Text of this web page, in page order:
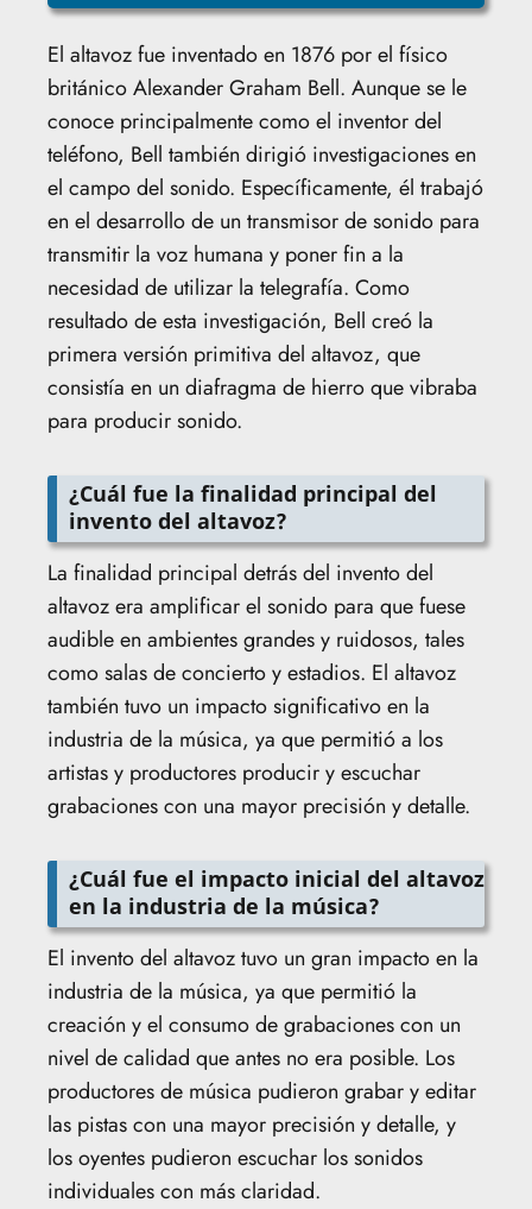
El altavoz fue inventado en 1876 por el físico
británico Alexander Graham Bell. Aunque se le
conoce principalmente como el inventor del
teléfono, Bell también dirigió investigaciones en
el campo del sonido. Específicamente, él trabajó
en el desarrollo de un transmisor de sonido para
transmitir la voz humana y poner fin a la
necesidad de utilizar la telegrafía. Como
resultado de esta investigación, Bell creó la
primera versión primitiva del altavoz, que
consistía en un diafragma de hierro que vibraba
para producir sonido.
¿Cuál fue la finalidad principal del
invento del altavoz?
La finalidad principal detrás del invento del
altavoz era amplificar el sonido para que fuese
audible en ambientes grandes y ruidosos, tales
como salas de concierto y estadios. El altavoz
también tuvo un impacto significativo en la
industria de la música, ya que permitió a los
artistas y productores producir y escuchar
grabaciones con una mayor precisión y detalle.
¿Cuál fue el impacto inicial del altavoz
en la industria de la música?
El invento del altavoz tuvo un gran impacto en la
industria de la música, ya que permitió la
creación y el consumo de grabaciones con un
nivel de calidad que antes no era posible. Los
productores de música pudieron grabar y editar
las pistas con una mayor precisión y detalle, y
los oyentes pudieron escuchar los sonidos
individuales con más claridad.